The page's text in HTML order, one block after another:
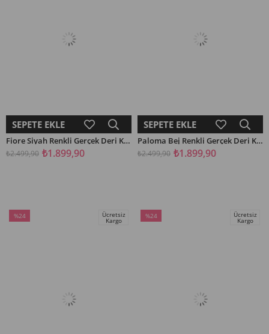
SEPETE EKLE
Fiore Siyah Renkli Gerçek Deri Kadın Babet
₺1.899,90
₺2.499,90
SEPETE EKLE
Paloma Bej Renkli Gerçek Deri Kadın Babet
₺1.899,90
₺2.499,90
%24
Ücretsiz
Kargo
%24
Ücretsiz
Kargo